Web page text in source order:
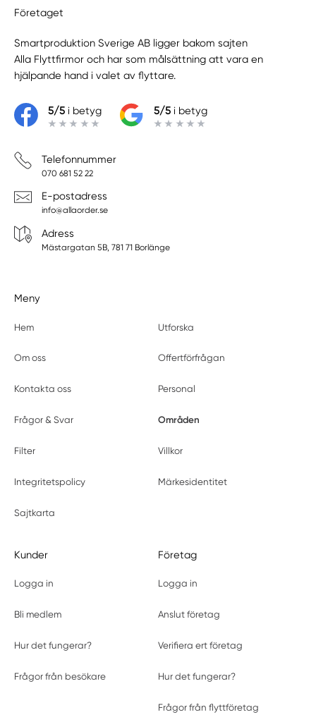
Företaget
Smartproduktion Sverige AB ligger bakom sajten
Alla Flyttfirmor och har som målsättning att vara en
hjälpande hand i valet av flyttare.
5/5i betyg 5/5i betyg
Telefonnummer
070 681 52 22
E-postadress
info@allaorder.se
Adress
Mästargatan 5B, 781 71 Borlänge
Meny
Hem Utforska
Om oss Offertförfrågan
Kontakta oss Personal
Frågor & Svar Områden
Filter Villkor
Integritetspolicy Märkesidentitet
Sajtkarta
Kunder
Logga in
Bli medlem
Hur det fungerar?
Frågor från besökare
Företag
Logga in
Anslut företag
Verifiera ert företag
Hur det fungerar?
Frågor från flyttföretag